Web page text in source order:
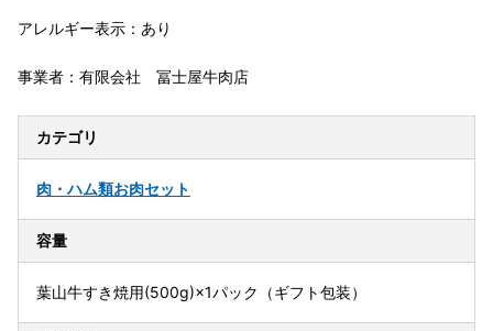
アレルギー表示：あり
事業者：有限会社 冨士屋牛肉店
カテゴリ
肉・ハム類お肉セット
容量
葉山牛すき焼用(500g)×1パック（ギフト包装）